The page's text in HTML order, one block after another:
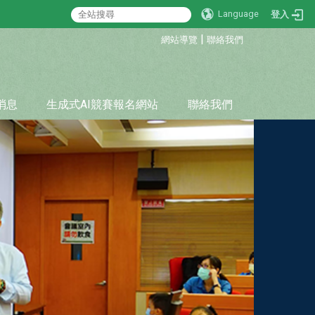
Language 登入
網站導覽 | 聯絡我們
息 生成式AI競賽報名網站 聯絡我們